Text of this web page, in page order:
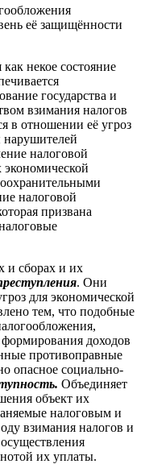
её защищённости
как некое состояние
государства и
взимания налогов
в отношении её угроз
нарушителей
налоговой
экономической
налоговой
призвана
и сборах и их
. Они
для экономической
тем, что подобные
доходов
противоправные
опасное социально-
Объединяет
объект их
налоговым и
взимания налогов и
их уплаты.